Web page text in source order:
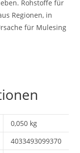
Rohstoffe für
Regionen, in
für Mulesing
0,050 kg
4033493099370